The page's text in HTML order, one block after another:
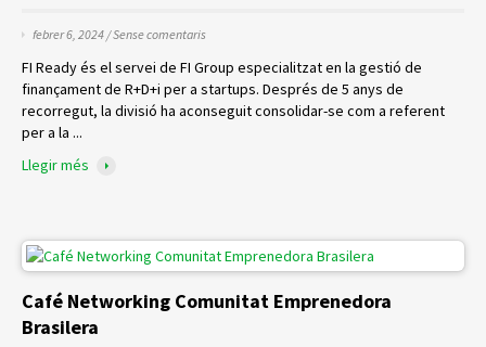
febrer 6, 2024 /Sense comentaris
FI Ready és el servei de FI Group especialitzat en la gestió de
finançament de R+D+i per a startups. Després de 5 anys de
recorregut, la divisió ha aconseguit consolidar-se com a referent
per a la ...
Llegir més
Café Networking Comunitat Emprenedora
Brasilera